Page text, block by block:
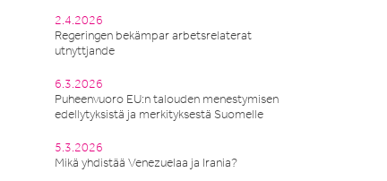
2.4.2026
Regeringen bekämpar arbetsrelaterat
utnyttjande
6.3.2026
Puheenvuoro EU:n talouden menestymisen
edellytyksistä ja merkityksestä Suomelle
5.3.2026
Mikä yhdistää Venezuelaa ja Irania?